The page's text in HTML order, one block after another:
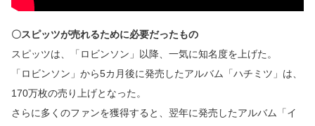
〇スピッツが売れるために必要だったもの
スピッツは、「ロビンソン」以降、一気に知名度を上げた。
「ロビンソン」から5カ月後に発売したアルバム「ハチミツ」は、
170万枚の売り上げとなった。
さらに多くのファンを獲得すると、翌年に発売したアルバム「イ